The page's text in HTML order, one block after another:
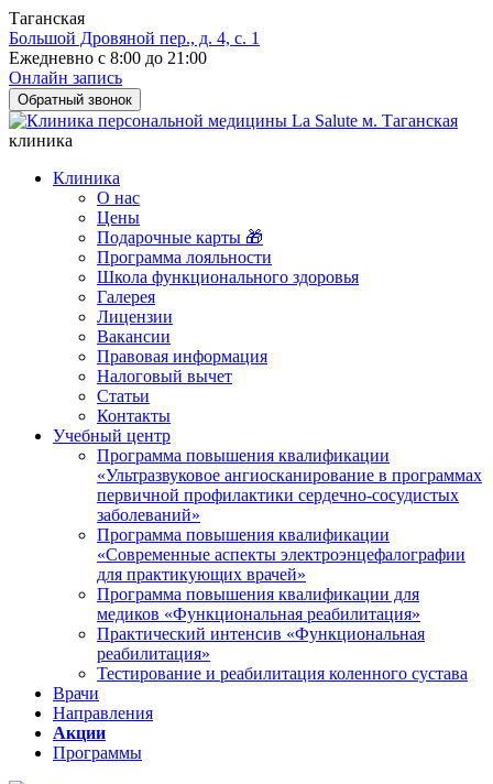
Таганская
Большой Дровяной пер., д. 4, с. 1
Ежедневно с 8:00 до 21:00
Онлайн запись
Обратный звонок
клиника
Клиника
О нас
Цены
Подарочные карты 🎁
Программа лояльности
Школа функционального здоровья
Галерея
Лицензии
Вакансии
Правовая информация
Налоговый вычет
Статьи
Контакты
Учебный центр
Программа повышения квалификации
«Ультразвуковое ангиосканирование в программах
первичной профилактики сердечно-сосудистых
заболеваний»
Программа повышения квалификации
«Современные аспекты электроэнцефалографии
для практикующих врачей»
Программа повышения квалификации для
медиков «Функциональная реабилитация»
Практический интенсив «Функциональная
реабилитация»
Тестирование и реабилитация коленного сустава
Врачи
Направления
Акции
Программы